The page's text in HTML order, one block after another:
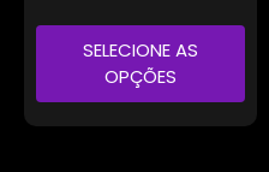
SELECIONE AS
OPÇÕES